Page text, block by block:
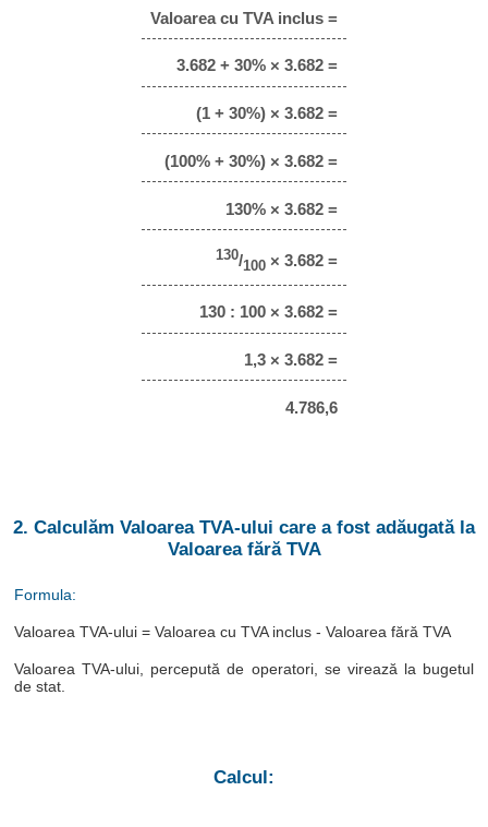
Valoarea cu TVA inclus =
3.682 + 30% × 3.682 =
(1 + 30%) × 3.682 =
(100% + 30%) × 3.682 =
130% × 3.682 =
130/100 × 3.682 =
130 : 100 × 3.682 =
1,3 × 3.682 =
4.786,6
2. Calculăm Valoarea TVA-ului care a fost adăugată la
Valoarea fără TVA
Formula:
Valoarea TVA-ului = Valoarea cu TVA inclus - Valoarea fără TVA
Valoarea TVA-ului, percepută de operatori, se virează la bugetul
de stat.
Calcul: